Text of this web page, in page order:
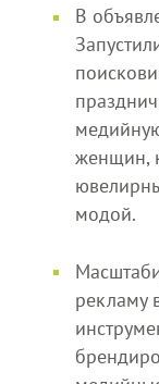
В
женщин,
модой.
рекламу